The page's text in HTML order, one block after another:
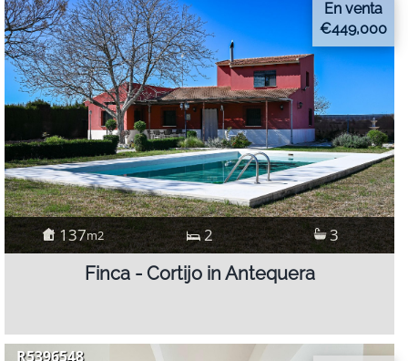
En venta
€449,000
137m2 2 3
Finca - Cortijo in Antequera
R5396548